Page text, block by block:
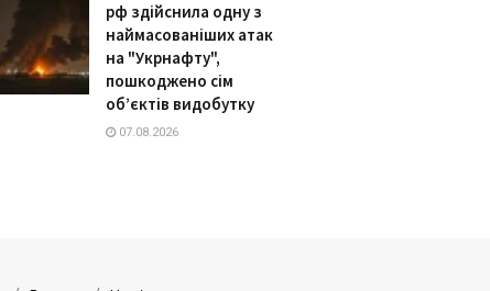
рф здійснила одну з
наймасованіших атак
на "Укрнафту",
пошкоджено сім
об’єктів видобутку
07.08.2026